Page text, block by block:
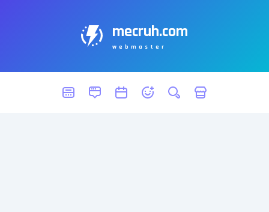
mecruh.com
webmaster